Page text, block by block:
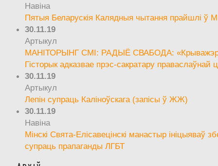
Навіна
Пятыя Беларускія Калядныя чытання прайшлі ў
30.11.19
Артыкул
МАНІТОРЫНГ СМІ: РАДЫЁ СВАБОДА:
Гісторык адказвае прэс-сакратару праваслаўнай
30.11.19
Артыкул
Лепін супраць Каліноўскага (запісы ў ЖЖ)
30.11.19
Навіна
Мінскі Свята-Елісавецінскі манастыр ініцыяваў
супраць прапаганды ЛГБТ